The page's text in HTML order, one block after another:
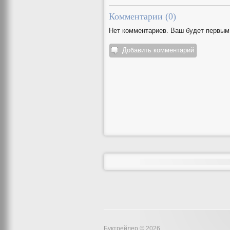
Комментарии (0)
Нет комментариев. Ваш будет
Добавить комментарий
Буктрейлер © 2026